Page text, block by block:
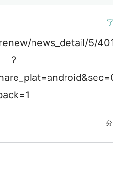
news_detail/5/
?
分